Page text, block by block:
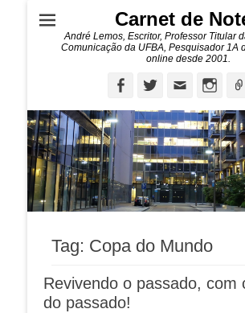
Carnet de
André Lemos, Escritor, Professor Titular
Comunicação da UFBA, Pesquisador 1A
online desde 2001.
FacebookTwitterEmail
Tag: Copa do Mundo
Revivendo o passado, com
do passado!